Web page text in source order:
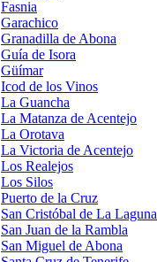
Fasnia
Garachico
Granadilla de Abona
Guía de Isora
Güímar
Icod de los Vinos
La Guancha
La Matanza de Acentejo
La Orotava
La Victoria de Acentejo
Los Realejos
Los Silos
Puerto de la Cruz
San Cristóbal de La Laguna
San Juan de la Rambla
San Miguel de Abona